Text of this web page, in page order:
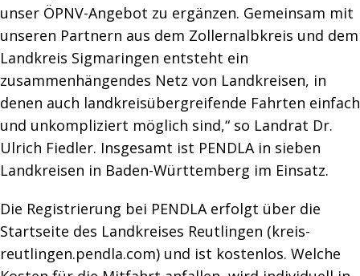
unser ÖPNV-Angebot zu ergänzen. Gemeinsam mit
unseren Partnern aus dem Zollernalbkreis und dem
Landkreis Sigmaringen entsteht ein
zusammenhängendes Netz von Landkreisen, in
denen auch landkreisübergreifende Fahrten einfach
und unkompliziert möglich sind,“ so Landrat Dr.
Ulrich Fiedler. Insgesamt ist PENDLA in sieben
Landkreisen in Baden-Württemberg im Einsatz.
Die Registrierung bei PENDLA erfolgt über die
Startseite des Landkreises Reutlingen (kreis-
reutlingen.pendla.com) und ist kostenlos. Welche